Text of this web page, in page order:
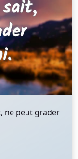
ne peut grader